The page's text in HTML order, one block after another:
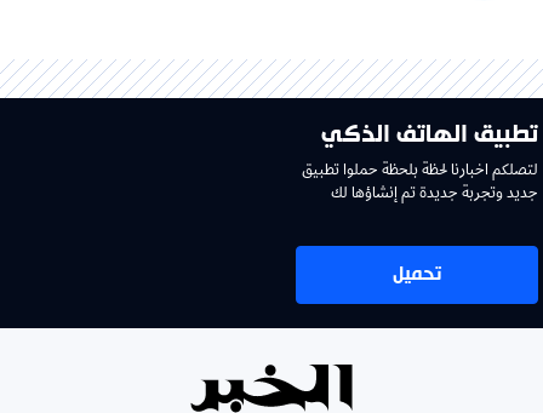
تطبيق الهاتف الذكي
لتصلكم اخبارنا لحظة بلحظة حملوا تطبيق
جديد وتجربة جديدة تم إنشاؤها لك
تحميل